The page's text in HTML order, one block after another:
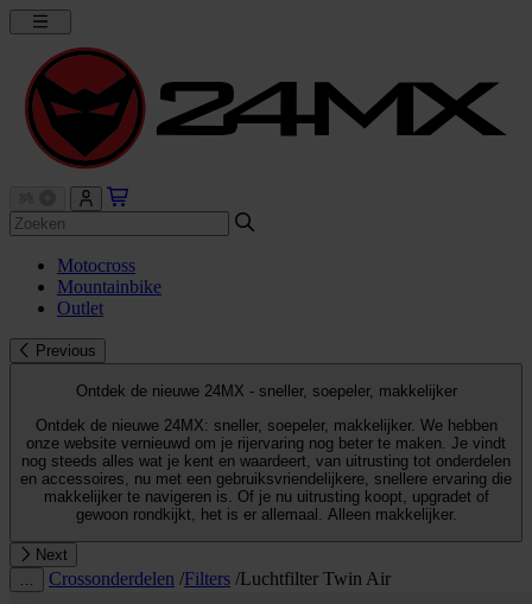
Motocross
Mountainbike
Outlet
Previous
Ontdek de nieuwe 24MX - sneller, soepeler, makkelijker
Ontdek de nieuwe 24MX: sneller, soepeler, makkelijker. We hebben
onze website vernieuwd om je rijervaring nog beter te maken. Je vindt
nog steeds alles wat je kent en waardeert, van uitrusting tot onderdelen
en accessoires, nu met een gebruiksvriendelijkere, snellere ervaring die
makkelijker te navigeren is. Of je nu uitrusting koopt, upgradet of
gewoon rondkijkt, het is er allemaal. Alleen makkelijker.
Next
Crossonderdelen /Filters /Luchtfilter Twin Air